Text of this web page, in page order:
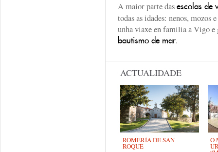
A maior parte dasescolas de
todas as idades: nenos, mozos
unha viaxe en familia a Vigo e
bautismo de mar.
ACTUALIDADE
ROMERÍA DE SAN
ROQUE
O